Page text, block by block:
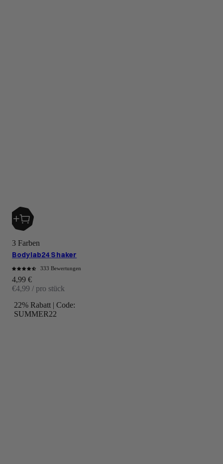
3 Farben
Bodylab24 Shaker
333 Bewertungen
Angebot
4,99 €
€4,99 / pro stück
22% Rabatt | Code:
SUMMER22